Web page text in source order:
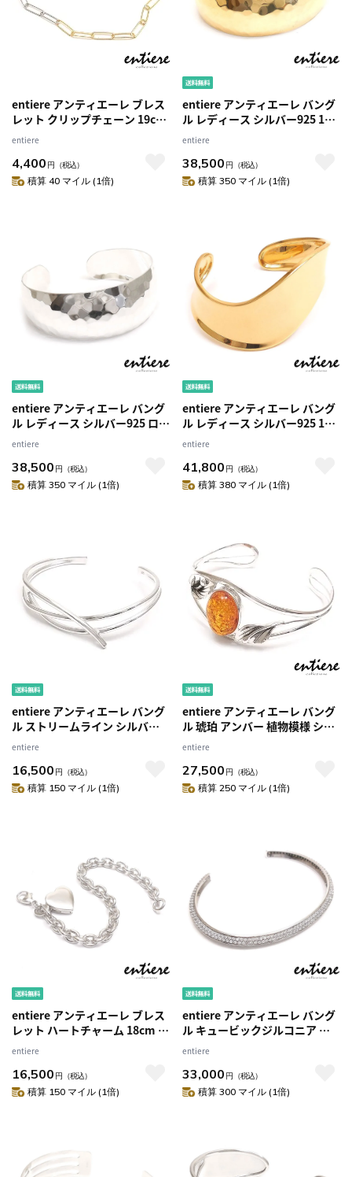
entiere アンティエーレ ブレス
レット クリップチェーン 19cm
シルバー925 ロジウム・18金メ
entiere
4,400 円 （税込）
積算 40 マイル (1倍)
entiere アンティエーレ バング
ル レディース シルバー925 18
金メッキ ハンマー仕上げ 槌目
entiere
38,500 円 （税込）
積算 350 マイル (1倍)
entiere アンティエーレ バング
ル レディース シルバー925 ロジ
ウムメッキ ハンマー仕上げ 槌
目仕上げ 2cm幅
entiere
38,500 円 （税込）
積算 350 マイル (1倍)
entiere アンティエーレ バング
ル レディース シルバー925 18
金メッキ ウェーブデザイン
entiere
41,800 円 （税込）
積算 380 マイル (1倍)
entiere アンティエーレ バング
ル ストリームライン シルバー
925 レディース
entiere
16,500 円 （税込）
積算 150 マイル (1倍)
entiere アンティエーレ バング
ル 琥珀 アンバー 植物模様 シル
バー925 レディース
entiere
27,500 円 （税込）
積算 250 マイル (1倍)
entiere アンティエーレ ブレス
レット ハートチャーム 18cm シ
entiere
16,500 円 （税込）
積算 150 マイル (1倍)
entiere アンティエーレ バング
ル キュービックジルコニア パ
ヴェ ハーフ シルバー925 ロジウ
ムメッキ レディース
entiere
33,000 円 （税込）
積算 300 マイル (1倍)